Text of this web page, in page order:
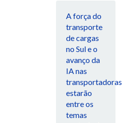
A força do
transporte
de cargas
no Sul e o
avanço da
IA nas
transportadoras
estarão
entre os
temas